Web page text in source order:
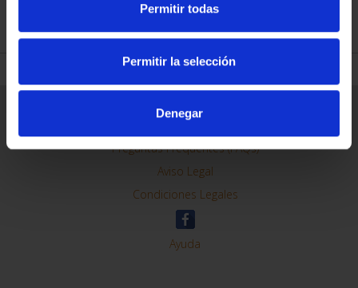
Permitir todas
Permitir la selección
Denegar
REFINAR
Información General
Contacto
Preguntas Frequentes (FAQs)
Aviso Legal
Condiciones Legales
Ayuda